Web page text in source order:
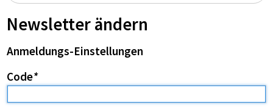
Newsletter ändern
Anmeldungs-Einstellungen
Code*